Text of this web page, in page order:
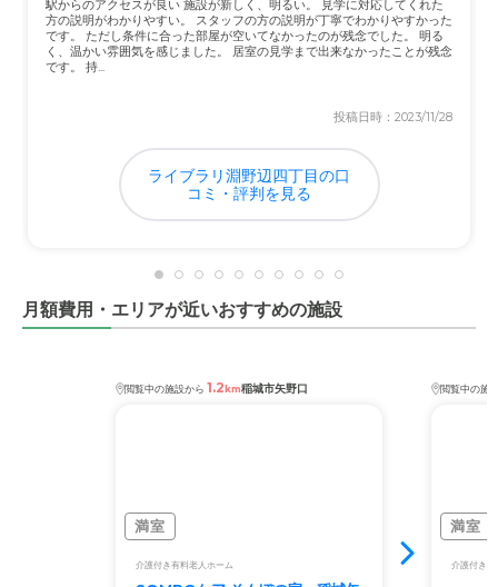
駅からのアクセスが良い 施設が新しく、明るい。 見学に対応してくれた
方の説明がわかりやすい。 スタッフの方の説明が丁寧でわかりやすかった
です。 ただし条件に合った部屋が空いてなかったのが残念でした。 明る
く、温かい雰囲気を感じました。 居室の見学まで出来なかったことが残念
です。 持...
投稿日時：2023/11/28
ライブラリ淵野辺四丁目の口
コミ・評判を見る
月額費用・エリアが近いおすすめの施設
閲覧中の施設から 1.2km稲城市矢野口
満室
介護付き有料老人ホーム
閲覧中の施
満室
介護付き有